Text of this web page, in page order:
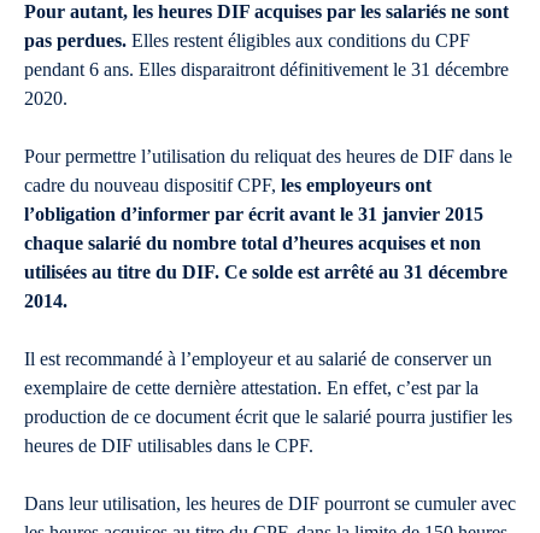
Pour autant, les heures DIF acquises par les salariés ne sont
pas perdues. Elles restent éligibles aux conditions du CPF
pendant 6 ans. Elles disparaitront définitivement le 31 décembre
2020.
Pour permettre l’utilisation du reliquat des heures de DIF dans le
cadre du nouveau dispositif CPF, les employeurs ont
l’obligation d’informer par écrit avant le 31 janvier 2015
chaque salarié du nombre total d’heures acquises et non
utilisées au titre du DIF. Ce solde est arrêté au 31 décembre
2014.
Il est recommandé à l’employeur et au salarié de conserver un
exemplaire de cette dernière attestation. En effet, c’est par la
production de ce document écrit que le salarié pourra justifier les
heures de DIF utilisables dans le CPF.
Dans leur utilisation, les heures de DIF pourront se cumuler avec